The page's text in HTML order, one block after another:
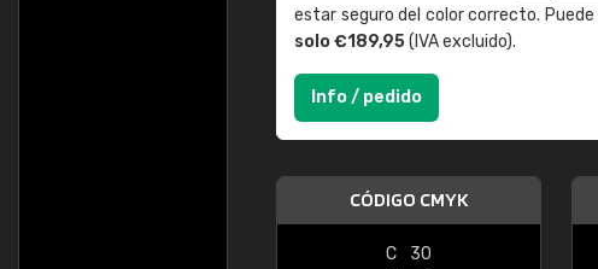
estar seguro del color correcto.
solo €189,95(IVA excluido).
Info / pedido
CÓDIGO CMYK
C
30